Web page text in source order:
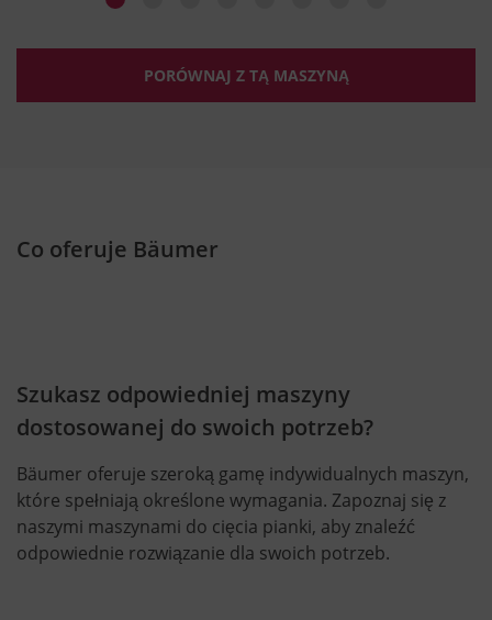
PORÓWNAJ Z TĄ MASZYNĄ
Co oferuje Bäumer
Szukasz odpowiedniej maszyny
dostosowanej do swoich potrzeb?
Bäumer oferuje szeroką gamę indywidualnych maszyn,
które spełniają określone wymagania. Zapoznaj się z
naszymi maszynami do cięcia pianki, aby znaleźć
odpowiednie rozwiązanie dla swoich potrzeb.